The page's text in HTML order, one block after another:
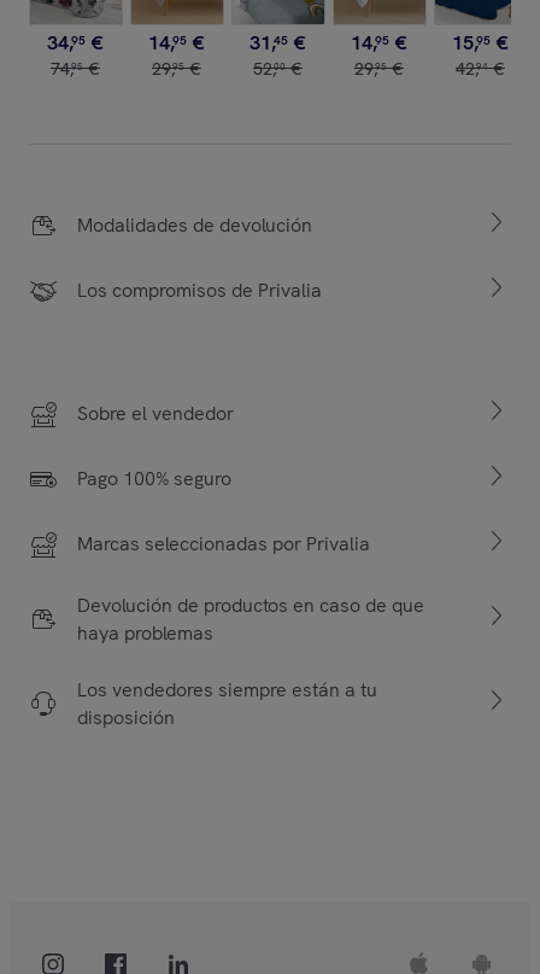
34,95 €
74,95 €
14,95 €
29,95 €
31,45 €
52,00 €
14,95 €
29,95 €
15,95 €
42,94 €
Modalidades de devolución
Los compromisos de Privalia
Sobre el vendedor
Pago 100% seguro
Marcas seleccionadas por Privalia
Devolución de productos en caso de que
haya problemas
Los vendedores siempre están a tu
disposición